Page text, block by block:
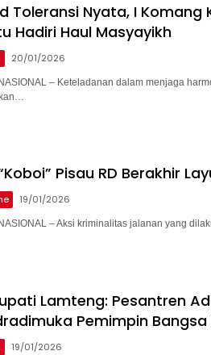
Toleransi Nyata, I Komang
Hadiri Haul Masyayikh
20/01/2026
– Keteladanan dalam menjaga
Pisau RD Berakhir
19/01/2026
– Aksi kriminalitas jalanan yang
Lamteng: Pesantren
Pemimpin Bangsa
19/01/2026